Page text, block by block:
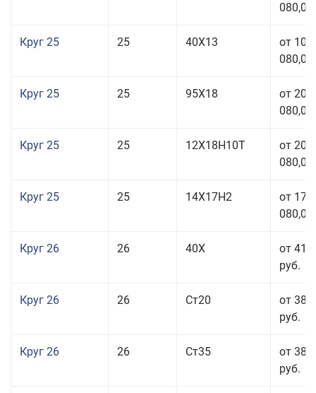
080,00
Круг 25 25 40Х13
от 103
080,00
Круг 25 25 95Х18
от 208
080,00
Круг 25 25 12Х18Н10Т
от 208
080,00
Круг 25 25 14Х17Н2
от 179
080,00
Круг 26 26 40Х
от 41
руб.
Круг 26 26 Ст20
от 38
руб.
Круг 26 26 Ст35
от 38
руб.